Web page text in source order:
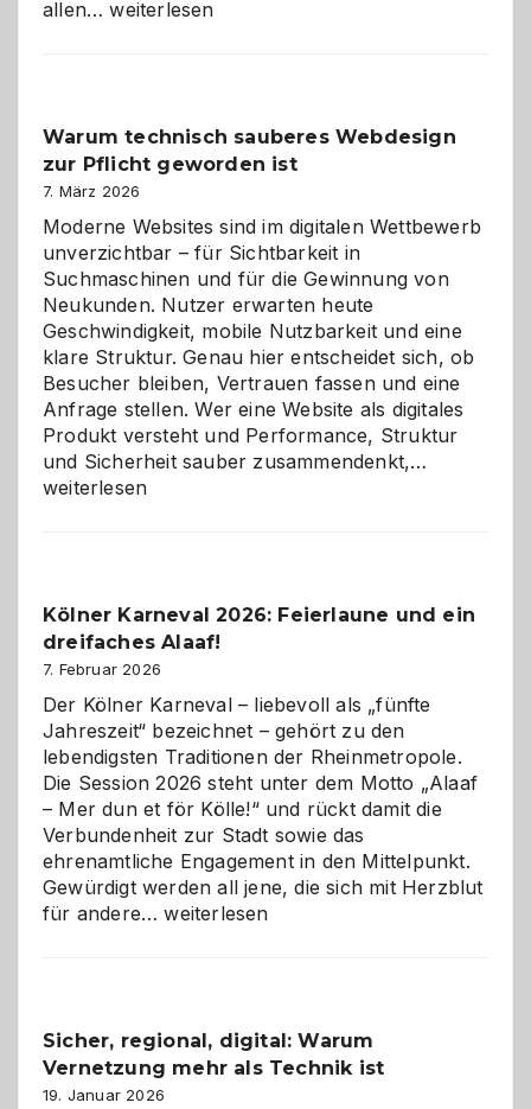
allen…Sudoku
den
Logikrätseln
weiterlesen
Warum technisch sauberes Webdesign
zur Pflicht geworden ist
7. März 2026
Moderne Websites sind im digitalen Wettbewerb
unverzichtbar – für Sichtbarkeit in
Suchmaschinen und für die Gewinnung von
Neukunden. Nutzer erwarten heute
Geschwindigkeit, mobile Nutzbarkeit und eine
klare Struktur. Genau hier entscheidet sich, ob
Besucher bleiben, Vertrauen fassen und eine
Anfrage stellen. Wer eine Website als digitales
Produkt versteht und Performance, Struktur
und Sicherheit sauber zusammendenkt,…
geworden
weiterlesen
Kölner Karneval 2026: Feierlaune und ein
dreifaches Alaaf!
7. Februar 2026
Der Kölner Karneval – liebevoll als „fünfte
Jahreszeit“ bezeichnet – gehört zu den
lebendigsten Traditionen der Rheinmetropole.
Die Session 2026 steht unter dem Motto „Alaaf
– Mer dun et för Kölle!“ und rückt damit die
Verbundenheit zur Stadt sowie das
ehrenamtliche Engagement in den Mittelpunkt.
Gewürdigt werden all jene, die sich mit Herzblut
für andere…Kölner
ein
dreifaches
Alaaf!
weiterlesen
Sicher, regional, digital: Warum
Vernetzung mehr als Technik ist
19. Januar 2026